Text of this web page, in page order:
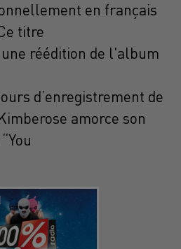
en français
titre
réédition de l'album
d’enregistrement de
amorce son